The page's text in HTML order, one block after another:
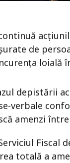
de
loială
depistării
verbale
amenzi între
Fiscal
totală a